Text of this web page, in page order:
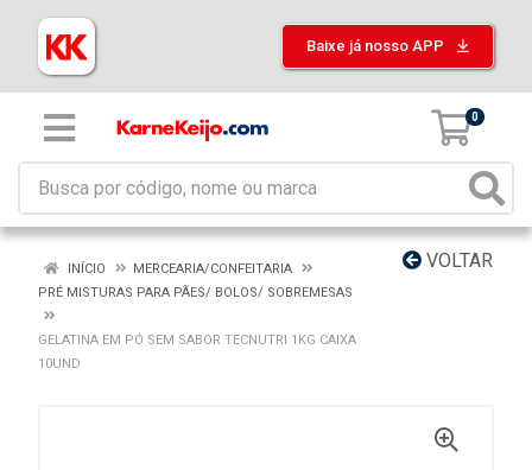
Baixe já nosso APP
0
VOLTAR
INÍCIO
MERCEARIA/CONFEITARIA
PRÉ MISTURAS PARA PÃES/ BOLOS/ SOBREMESAS
GELATINA EM PÓ SEM SABOR TECNUTRI 1KG CAIXA
10UND